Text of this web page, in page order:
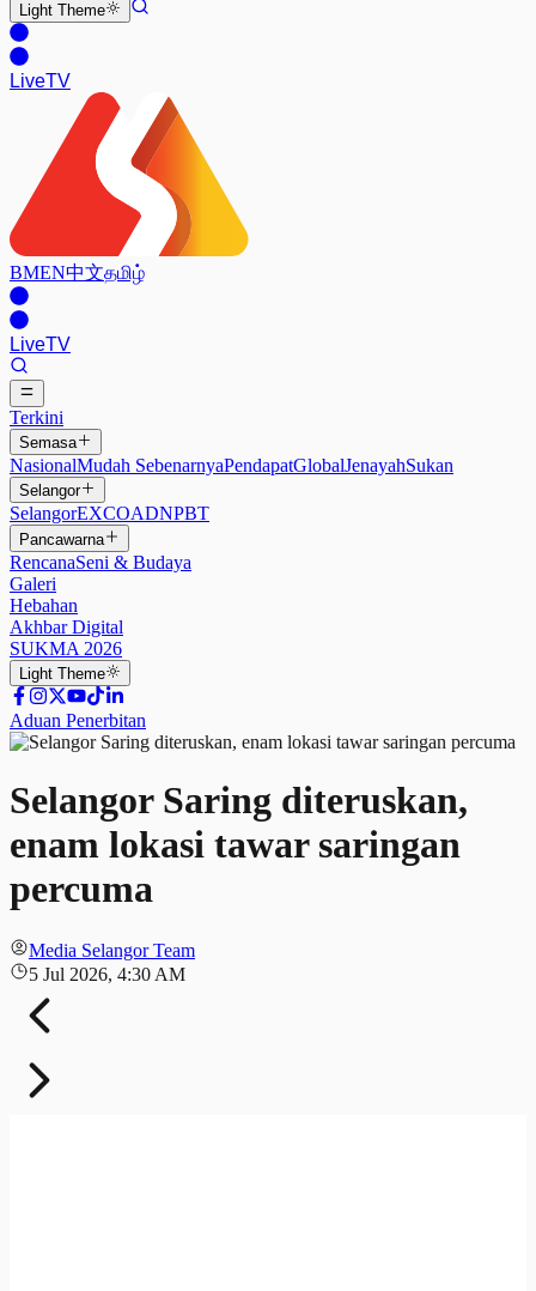
Light Theme
LiveTV
BMEN中文தமிழ்
LiveTV
Terkini
Semasa
NasionalMudah SebenarnyaPendapatGlobalJenayahSukan
Selangor
SelangorEXCOADNPBT
Pancawarna
RencanaSeni & Budaya
Galeri
Hebahan
Akhbar Digital
SUKMA 2026
Light Theme
Aduan Penerbitan
Selangor Saring diteruskan,
enam lokasi tawar saringan
percuma
Media Selangor Team
5 Jul 2026, 4:30 AM